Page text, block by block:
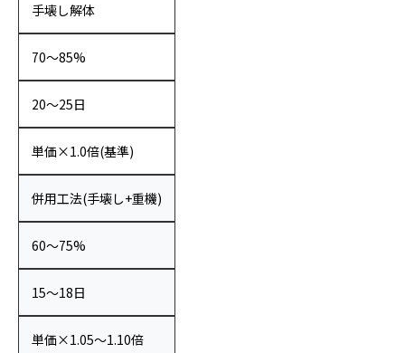
手壊し解体
70〜85%
20〜25日
単価×1.0倍(基準)
併用工法(手壊し+重機)
60〜75%
15〜18日
単価×1.05〜1.10倍